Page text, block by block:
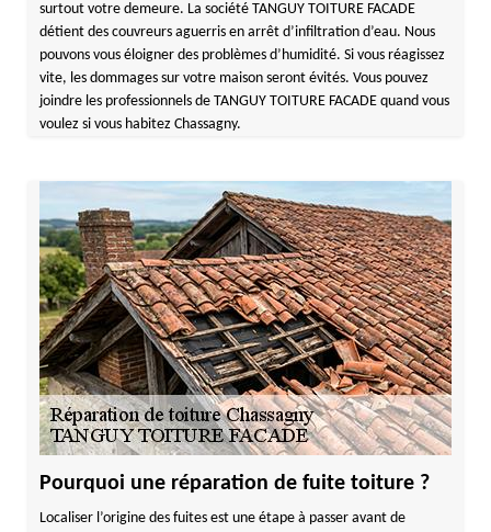
surtout votre demeure. La société TANGUY TOITURE FACADE
détient des couvreurs aguerris en arrêt d’infiltration d’eau. Nous
pouvons vous éloigner des problèmes d’humidité. Si vous réagissez
vite, les dommages sur votre maison seront évités. Vous pouvez
joindre les professionnels de TANGUY TOITURE FACADE quand vous
voulez si vous habitez Chassagny.
Pourquoi une réparation de fuite toiture ?
Localiser l’origine des fuites est une étape à passer avant de